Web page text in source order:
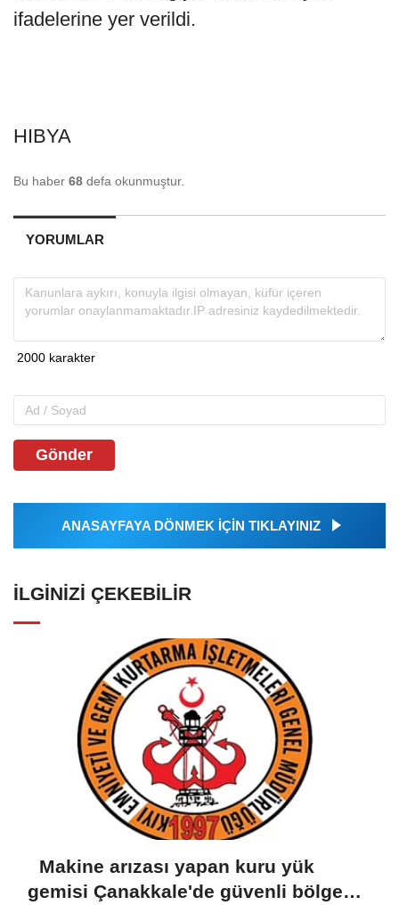
ifadelerine yer verildi.
HIBYA
Bu haber 68 defa okunmuştur.
YORUMLAR
Gönder
ANASAYFAYA DÖNMEK İÇİN TIKLAYINIZ
İLGINIZI ÇEKEBILIR
Makine arızası yapan kuru yük
gemisi Çanakkale'de güvenli bölgeye